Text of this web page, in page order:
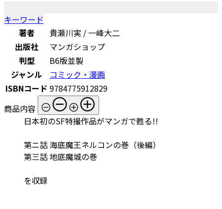
キーワード
著者
貴瀬川実 / 一峰大二
出版社
マンガショップ
判型
B6版並製
ジャンル
コミック・漫画
ISBNコード 9784775912829
商品内容
日本初のSF特撮作品がマンガで甦る!!
第ニ話 海底魔王ネルコンの巻（後編）
第三話 地底魔城の巻
を収録